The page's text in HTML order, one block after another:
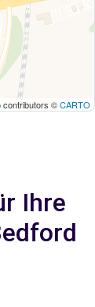
contributors ©CARTO
Ihre